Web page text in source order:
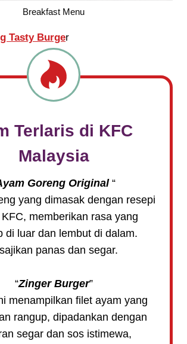
Breakfast Menu
Tasty Burger
Terlaris di KFC
Malaysia
Goreng Original “
yang dimasak dengan resepi
memberikan rasa yang
di luar dan lembut di dalam.
panas dan segar.
“Zinger Burger”
menampilkan filet ayam yang
rangup, dipadankan dengan
segar dan sos istimewa,